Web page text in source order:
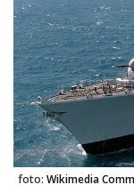
foto: Wikimedia